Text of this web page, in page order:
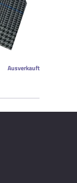
Ausverkauft